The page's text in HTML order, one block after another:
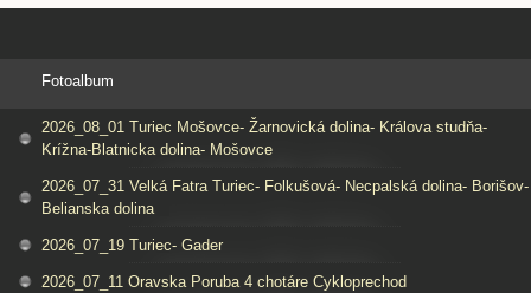
Fotoalbum
2026_08_01 Turiec Mošovce- Žarnovická dolina- Králova studňa-
Krížna-Blatnicka dolina- Mošovce
2026_07_31 Velká Fatra Turiec- Folkušová- Necpalská dolina- Borišov-
Belianska dolina
2026_07_19 Turiec- Gader
2026_07_11 Oravska Poruba 4 chotáre Cykloprechod